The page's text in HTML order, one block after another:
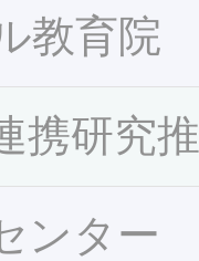
教育院
携研究
ンター